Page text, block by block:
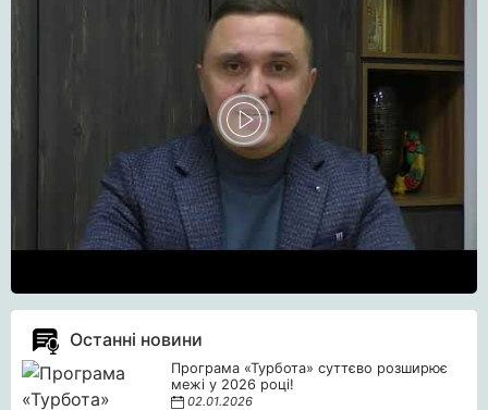
Останні новини
Програма «Турбота» суттєво розширює
межі у 2026 році!
02.01.2026